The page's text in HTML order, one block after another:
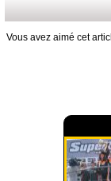
Vous avez aimé cet